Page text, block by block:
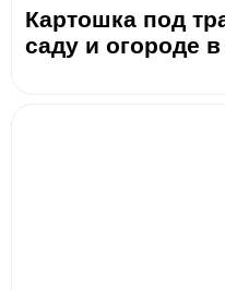
Картошка под
саду и огороде